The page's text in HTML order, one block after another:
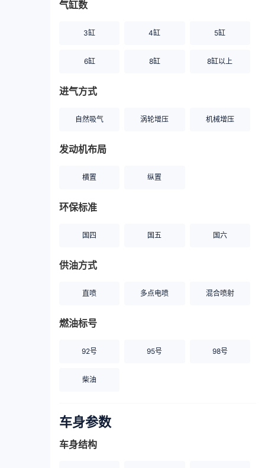
气缸数
3缸 4缸 5缸
6缸 8缸 8缸以上
进气方式
自然吸气 涡轮增压 机械增压
发动机布局
横置 纵置
环保标准
国四 国五 国六
供油方式
直喷 多点电喷 混合喷射
燃油标号
92号 95号 98号
柴油
车身参数
车身结构